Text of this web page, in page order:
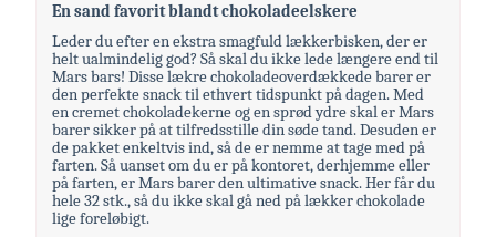
En sand favorit blandt chokoladeelskere
Leder du efter en ekstra smagfuld lækkerbisken, der er
helt ualmindelig god? Så skal du ikke lede længere end til
Mars bars! Disse lækre chokoladeoverdækkede barer er
den perfekte snack til ethvert tidspunkt på dagen. Med
en cremet chokoladekerne og en sprød ydre skal er Mars
barer sikker på at tilfredsstille din søde tand. Desuden er
de pakket enkeltvis ind, så de er nemme at tage med på
farten. Så uanset om du er på kontoret, derhjemme eller
på farten, er Mars barer den ultimative snack. Her får du
hele 32 stk., så du ikke skal gå ned på lækker chokolade
lige foreløbigt.